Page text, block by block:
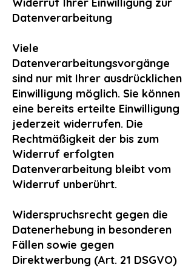
Datenverarbeitung
Viele
Datenverarbeitungsvorgänge
sind nur mit Ihrer ausdrücklichen
Einwilligung möglich. Sie können
eine bereits erteilte Einwilligung
jederzeit widerrufen. Die
Rechtmäßigkeit der bis zum
Widerruf erfolgten
Datenverarbeitung bleibt vom
Widerruf unberührt.
Widerspruchsrecht gegen die
Datenerhebung in besonderen
Fällen sowie gegen
Direktwerbung (Art. 21 DSGVO)